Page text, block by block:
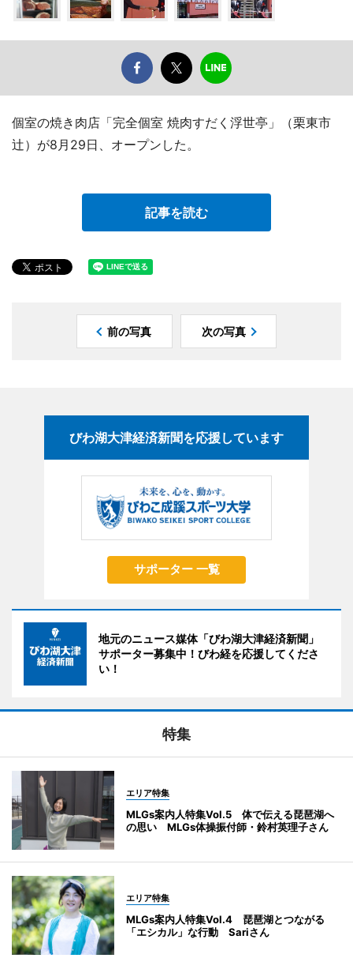
個室の焼き肉店「完全個室 焼肉すだく浮世亭」（栗東市
辻）が8月29日、オープンした。
記事を読む
前の写真 次の写真
びわ湖大津経済新聞を応援しています
サポーター 一覧
地元のニュース媒体「びわ湖大津経済新聞」
サポーター募集中！びわ経を応援してくださ
い！
特集
エリア特集
MLGs案内人特集Vol.5 体で伝える琵琶湖へ
の思い MLGs体操振付師・鈴村英理子さん
エリア特集
MLGs案内人特集Vol.4 琵琶湖とつながる
「エシカル」な行動 Sariさん